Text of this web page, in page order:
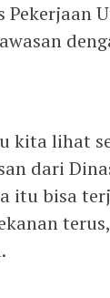
kita lihat
dari
itu bisa